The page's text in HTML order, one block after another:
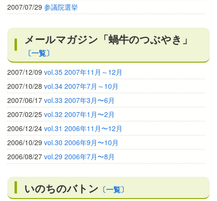
2007/07/29 参議院選挙
メールマガジン「蝸牛のつぶやき」
〔一覧〕
2007/12/09 vol.35 2007年11月～12月
2007/10/28 vol.34 2007年7月～10月
2007/06/17 vol.33 2007年3月〜6月
2007/02/25 vol.32 2007年1月〜2月
2006/12/24 vol.31 2006年11月〜12月
2006/10/29 vol.30 2006年9月〜10月
2006/08/27 vol.29 2006年7月〜8月
いのちのバトン 〔一覧〕